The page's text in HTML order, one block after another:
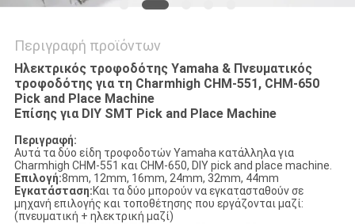
Περιγραφή προϊόντων
Ηλεκτρικός τροφοδότης Yamaha & Πνευματικός
τροφοδότης για τη Charmhigh CHM-551, CHM-650
Pick and Place Machine
Επίσης για DIY SMT Pick and Place Machine
Περιγραφή:
Αυτά τα δύο είδη τροφοδοτών Yamaha κατάλληλα για
Charmhigh CHM-551 και CHM-650, DIY pick and place machine.
Επιλογή:8mm, 12mm, 16mm, 24mm, 32mm, 44mm
Εγκατάσταση:Και τα δύο μπορούν να εγκατασταθούν σε
μηχανή επιλογής και τοποθέτησης που εργάζονται μαζί:
(πνευματική + ηλεκτρική μαζί)